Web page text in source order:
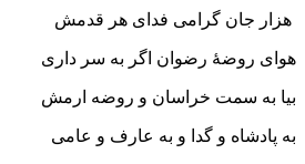
هزار جان گرامی فدای هر قدمش
هوای روضۀ رضوان اگر به سر داری
بیا به سمت خراسان و روضه ارمش
به پادشاه و گدا و به عارف و عامی